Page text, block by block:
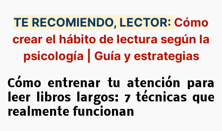
TE RECOMIENDO, LECTOR: Cómo
crear el hábito de lectura según la
psicología | Guía y estrategias
Cómo entrenar tu atención para
leer libros largos: 7 técnicas que
realmente funcionan